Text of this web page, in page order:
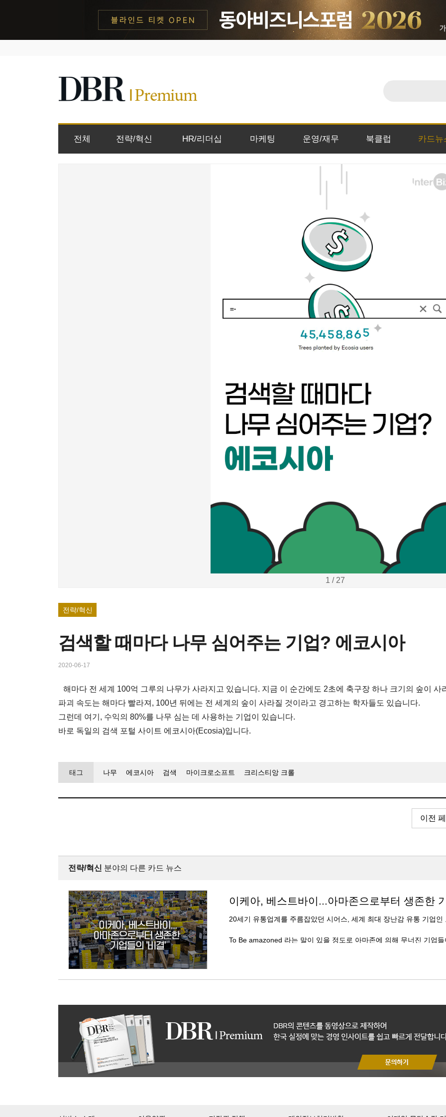
전체 전략/혁신 HR/리더십 마케팅 운영/재무 북클럽 카드뉴
1 / 27
전략/혁신
검색할 때마다 나무 심어주는 기업? 에코시아
2020-06-17
해마다 전 세계 100억 그루의 나무가 사라지고 있습니다. 지금 이 순간에도 2초에 축구장 하나 크기의 숲이 사
파괴 속도는 해마다 빨라져, 100년 뒤에는 전 세계의 숲이 사라질 것이라고 경고하는 학자들도 있습니다.
그런데 여기, 수익의 80%를 나무 심는 데 사용하는 기업이 있습니다.
바로 독일의 검색 포털 사이트 에코시아(Ecosia)입니다.
태그 나무 에코시아 검색 마이크로소프트 크리스티앙 크롤
이전
전략/혁신 분야의 다른 카드 뉴스
이케아, 베스트바이...아마존으로부터 생존한
20세기 유통업계를 주름잡았던 시어스, 세계 최대 장난감 유통 기업
To Be amazoned 라는 말이 있을 정도로 아마존에 의해 무너진 기업